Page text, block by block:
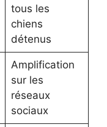
tous les
chiens
détenus
Amplification
sur les
réseaux
sociaux